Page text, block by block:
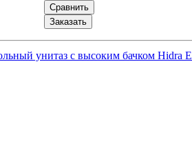
Сравнить
Заказать